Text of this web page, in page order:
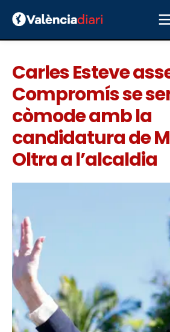
Carles Esteve
Compromís se
còmode amb la
candidatura de
Oltra a l’alcaldia